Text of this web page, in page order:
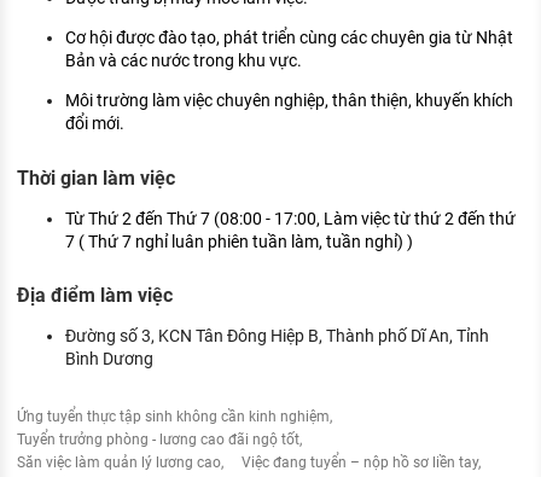
Cơ hội được đào tạo, phát triển cùng các chuyên gia từ Nhật
Bản và các nước trong khu vực.
Môi trường làm việc chuyên nghiệp, thân thiện, khuyến khích
đổi mới.
Thời gian làm việc
Từ Thứ 2 đến Thứ 7 (08:00 - 17:00, Làm việc từ thứ 2 đến thứ
7 ( Thứ 7 nghỉ luân phiên tuần làm, tuần nghỉ) )
Địa điểm làm việc
Đường số 3, KCN Tân Đông Hiệp B, Thành phố Dĩ An, Tỉnh
Bình Dương
Ứng tuyển thực tập sinh không cần kinh nghiệm
Tuyển trưởng phòng - lương cao đãi ngộ tốt
Săn việc làm quản lý lương cao
Việc đang tuyển – nộp hồ sơ liền tay